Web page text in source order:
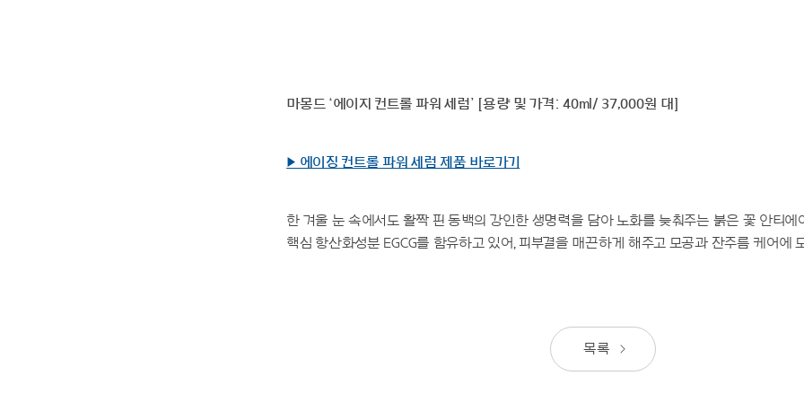
마몽드 ‘에이지 컨트롤 파워 세럼’ [용량 및 가격: 40ml/ 37,000원 대]
▶ 에이징 컨트롤 파워 세럼 제품 바로가기
한 겨울 눈 속에서도 활짝 핀 동백의 강인한 생명력을 담아 노화를 늦춰주는 붉은 꽃 안티에
핵심 항산화성분 EGCG를 함유하고 있어, 피부결을 매끈하게 해주고 모공과 잔주름 케어에
목록